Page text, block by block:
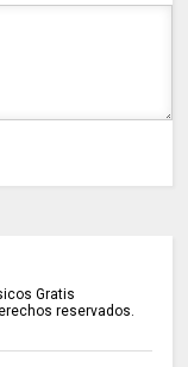
Gratis
reservados.